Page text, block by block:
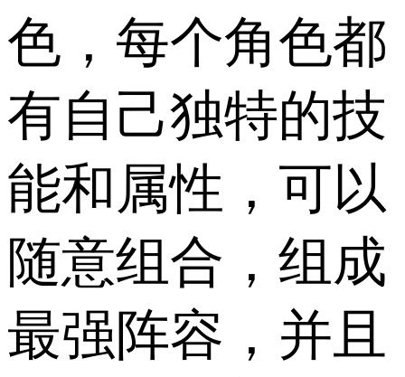
色，每个角色都
有自己独特的技
能和属性，可以
随意组合，组成
最强阵容，并且